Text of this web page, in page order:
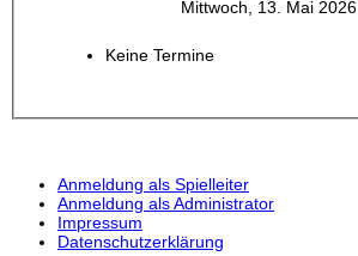
Mittwoch, 13. Mai 2026
Keine Termine
Anmeldung als Spielleiter
Anmeldung als Administrator
Impressum
Datenschutzerklärung